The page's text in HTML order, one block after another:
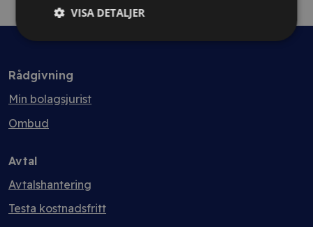
Rådgivning
Min bolagsjurist
Ombud
Avtal
Avtalshantering
Testa kostnadsfritt
VISA DETALJER